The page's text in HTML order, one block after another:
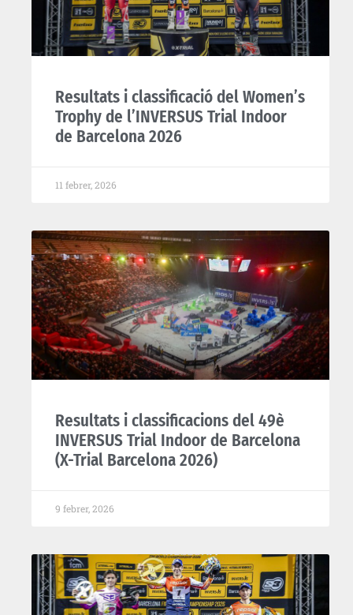
Resultats i classificació del Women’s
Trophy de l’INVERSUS Trial Indoor
de Barcelona 2026
11 febrer, 2026
Resultats i classificacions del 49è
INVERSUS Trial Indoor de Barcelona
(X-Trial Barcelona 2026)
9 febrer, 2026